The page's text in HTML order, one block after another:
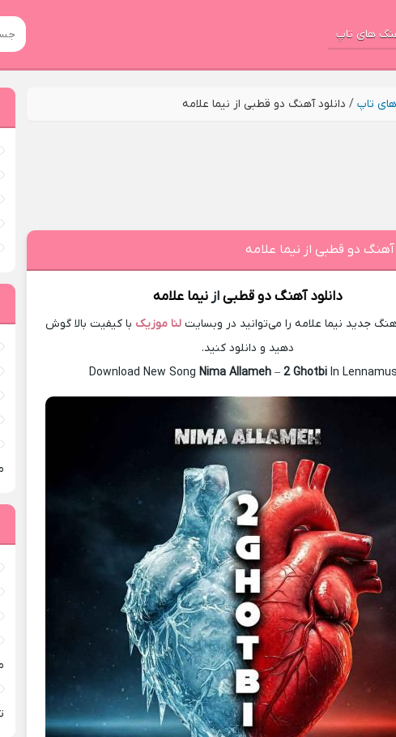
های تاپ
تاپ / دانلود آهنگ دو قطبی از نیما علامه
آهنگ دو قطبی از نیما علامه
دانلود آهنگدو قطبیازنیما علامه
جدید نیما علامه را می‌توانید در وبسایتلنا موزیک با کیفیت بالا گوش
دهید و دانلود کنید.
Download New SongNima Allameh –2 Ghotbi In